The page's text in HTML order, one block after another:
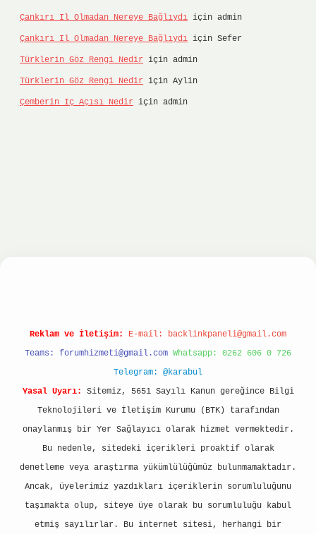
Çankırı Il Olmadan Nereye Bağlıydı için admin
Çankırı Il Olmadan Nereye Bağlıydı için Sefer
Türklerin Göz Rengi Nedir için admin
Türklerin Göz Rengi Nedir için Aylin
Çemberin Iç Açısı Nedir için admin
Reklam ve İletişim: E-mail: backlinkpaneli@gmail.com
Teams: forumhizmeti@gmail.com Whatsapp: 0262 606 0 726
Telegram: @karabul
Yasal Uyarı:
Sitemiz, 5651 Sayılı Kanun gereğince Bilgi
Teknolojileri ve İletişim Kurumu (BTK) tarafından
onaylanmış bir Yer Sağlayıcı olarak hizmet vermektedir.
Bu nedenle, sitedeki içerikleri proaktif olarak
denetleme veya araştırma yükümlülüğümüz bulunmamaktadır.
Ancak, üyelerimiz yazdıkları içeriklerin sorumluluğunu
taşımakta olup, siteye üye olarak bu sorumluluğu kabul
etmiş sayılırlar. Bu internet sitesi, herhangi bir